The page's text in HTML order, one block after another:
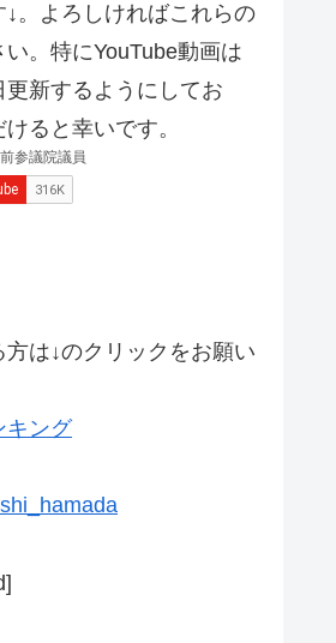
。よろしければこれらの
。特にYouTube動画は
更新するようにしてお
ると幸いです。
は↓のクリックをお願い
キング